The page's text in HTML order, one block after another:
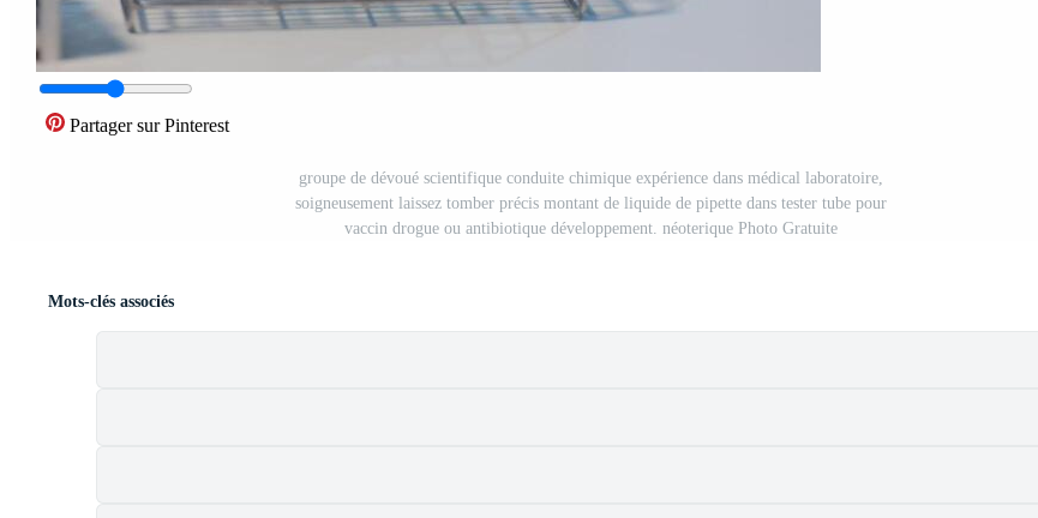
Partager sur Pinterest
groupe de dévoué scientifique conduite chimique expérience dans médical laboratoire,
soigneusement laissez tomber précis montant de liquide de pipette dans tester tube pour
vaccin drogue ou antibiotique développement. néoterique Photo Gratuite
Mots-clés associés